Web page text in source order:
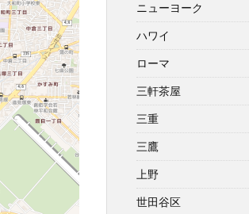
ニューヨーク
ハワイ
ローマ
三軒茶屋
三重
三鷹
上野
世田谷区